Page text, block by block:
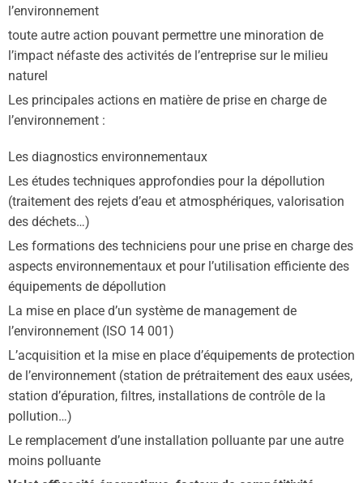
l’environnement
toute autre action pouvant permettre une minoration de
l’impact néfaste des activités de l’entreprise sur le milieu
naturel
Les principales actions en matière de prise en charge de
l’environnement :
Les diagnostics environnementaux
Les études techniques approfondies pour la dépollution
(traitement des rejets d’eau et atmosphériques, valorisation
des déchets…)
Les formations des techniciens pour une prise en charge des
aspects environnementaux et pour l’utilisation efficiente des
équipements de dépollution
La mise en place d’un système de management de
l’environnement (ISO 14 001)
L’acquisition et la mise en place d’équipements de protection
de l’environnement (station de prétraitement des eaux usées,
station d’épuration, filtres, installations de contrôle de la
pollution…)
Le remplacement d’une installation polluante par une autre
moins polluante